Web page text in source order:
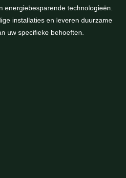
energiebesparende technologieën.
installaties en leveren duurzame
uw specifieke behoeften.